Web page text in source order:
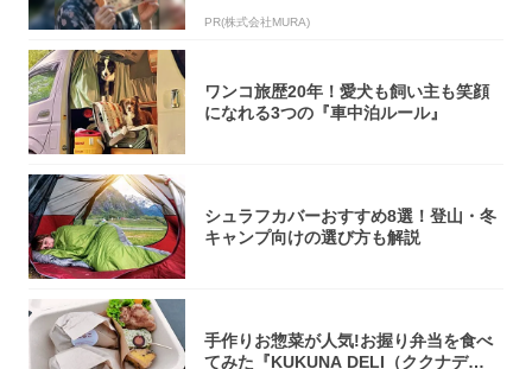
PR(株式会社MURA)
ワンコ旅歴20年！愛犬も飼い主も笑顔
になれる3つの『車中泊ルール』
シュラフカバーおすすめ8選！登山・冬
キャンプ向けの選び方も解説
手作りお惣菜が人気!お握り弁当を食べ
てみた『KUKUNA DELI（ククナデ